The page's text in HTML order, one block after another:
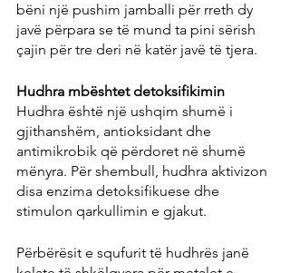
bëni një pushim jamballi për rreth dy
javë përpara se të mund ta pini sërish
çajin për tre deri në katër javë të tjera.
Hudhra mbështet detoksifikimin
Hudhra është një ushqim shumë i
gjithanshëm, antioksidant dhe
antimikrobik që përdoret në shumë
mënyra. Për shembull, hudhra aktivizon
disa enzima detoksifikuese dhe
stimulon qarkullimin e gjakut.
Përbërësit e squfurit të hudhrës janë